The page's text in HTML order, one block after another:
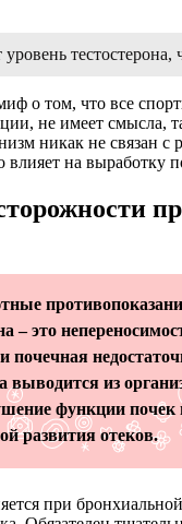
о том, что все
не имеет смысла,
никак не связан с
влияет на выработку
– это
почечная
выводится из
функции почек
развития отеков.
при